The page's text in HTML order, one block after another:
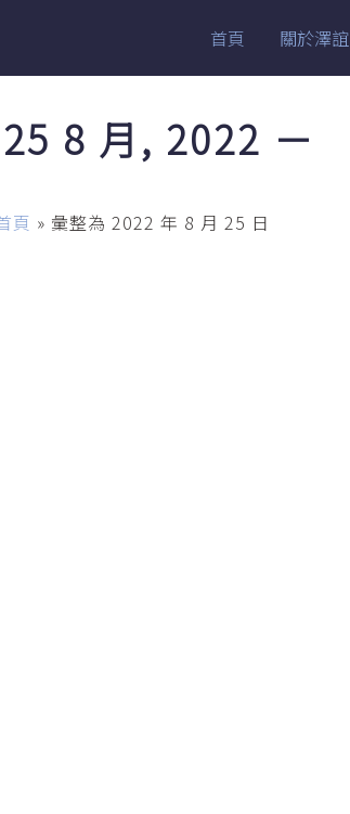
首頁 關於澤誼
8 月, 2022 －
頁 » 彙整為 2022 年 8 月 25 日